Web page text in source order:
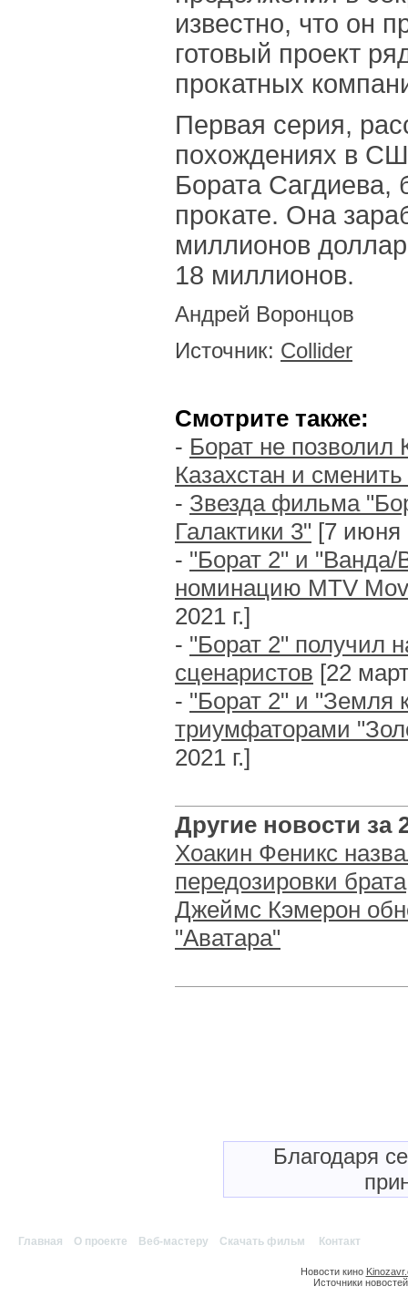
известно, что он
готовый проект
прокатных
Первая серия,
похождениях в
Бората Сагдиева,
прокате. Она
миллионов
18 миллионов.
Андрей Воронцов
Источник: Collider
Смотрите также:
- Борат не позволил
Казахстан и
- Звезда фильма
Галактики 3" [7 июня
- "Борат 2" и "Ванда/
номинацию MTV
2021 г.]
- "Борат 2" получил
сценаристов [22
- "Борат 2" и "Земля
триумфаторами
2021 г.]
Другие новости за
Хоакин Феникс
передозировки брата
Джеймс Кэмерон
"Аватара"
Благодаря
Главная О проекте Веб-мастеру Скачать фильм Контакт
Новости кино
Источники